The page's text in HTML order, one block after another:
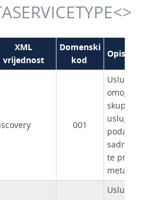
>
XML
vrijednost
Domenski
kod
Opis
001
Usluga
omogućuje
skupova,
usluga
podataka na
sadržaja
te prikazuje
Usluga